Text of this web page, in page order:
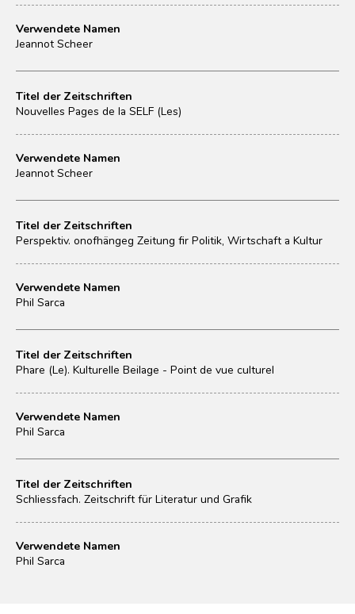
Verwendete Namen
Jeannot Scheer
Titel der Zeitschriften
Nouvelles Pages de la SELF (Les)
Verwendete Namen
Jeannot Scheer
Titel der Zeitschriften
Perspektiv. onofhängeg Zeitung fir Politik, Wirtschaft a Kultur
Verwendete Namen
Phil Sarca
Titel der Zeitschriften
Phare (Le). Kulturelle Beilage - Point de vue culturel
Verwendete Namen
Phil Sarca
Titel der Zeitschriften
Schliessfach. Zeitschrift für Literatur und Grafik
Verwendete Namen
Phil Sarca